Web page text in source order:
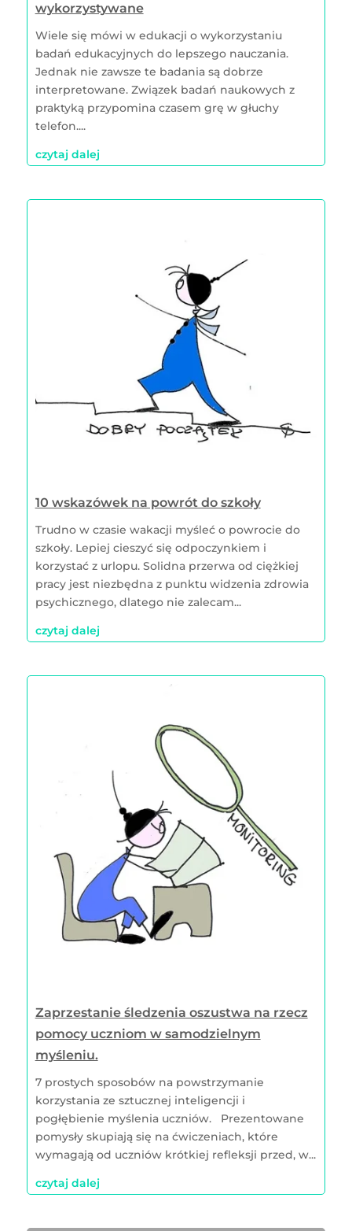
wykorzystywane
Wiele się mówi w edukacji o wykorzystaniu
badań edukacyjnych do lepszego nauczania.
Jednak nie zawsze te badania są dobrze
interpretowane. Związek badań naukowych z
praktyką przypomina czasem grę w głuchy
telefon....
czytaj dalej
10 wskazówek na powrót do szkoły
Trudno w czasie wakacji myśleć o powrocie do
szkoły. Lepiej cieszyć się odpoczynkiem i
korzystać z urlopu. Solidna przerwa od ciężkiej
pracy jest niezbędna z punktu widzenia zdrowia
psychicznego, dlatego nie zalecam...
czytaj dalej
Zaprzestanie śledzenia oszustwa na rzecz
pomocy uczniom w samodzielnym
myśleniu.
7 prostych sposobów na powstrzymanie
korzystania ze sztucznej inteligencji i
pogłębienie myślenia uczniów. Prezentowane
pomysły skupiają się na ćwiczeniach, które
wymagają od uczniów krótkiej refleksji przed, w...
czytaj dalej